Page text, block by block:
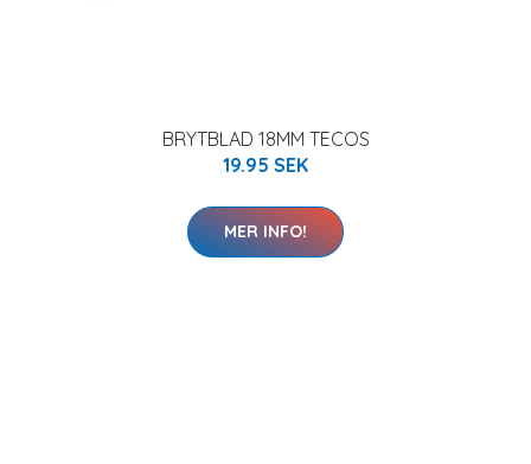
BRYTBLAD 18MM TECOS
19.95 SEK
MER INFO!